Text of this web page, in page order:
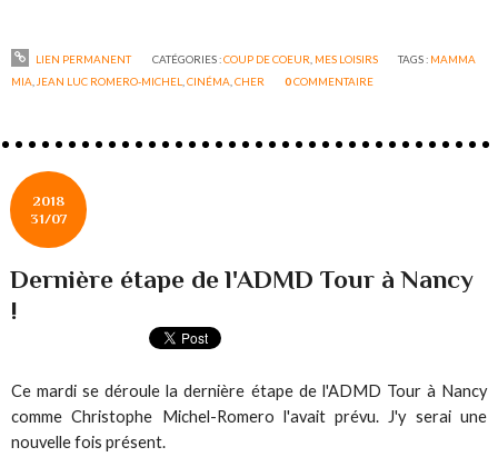
LIEN PERMANENT CATÉGORIES :COUP DE COEUR MES LOISIRS TAGS : MAMMA
MIA JEAN LUC ROMERO-MICHEL ,CINÉMA ,CHER 0COMMENTAIRE
2018
31/07
Dernière étape de l'ADMD Tour à Nancy
!
Ce mardi se déroule la dernière étape de l'ADMD Tour à Nancy
comme Christophe Michel-Romero l'avait prévu. J'y serai une
nouvelle fois présent.